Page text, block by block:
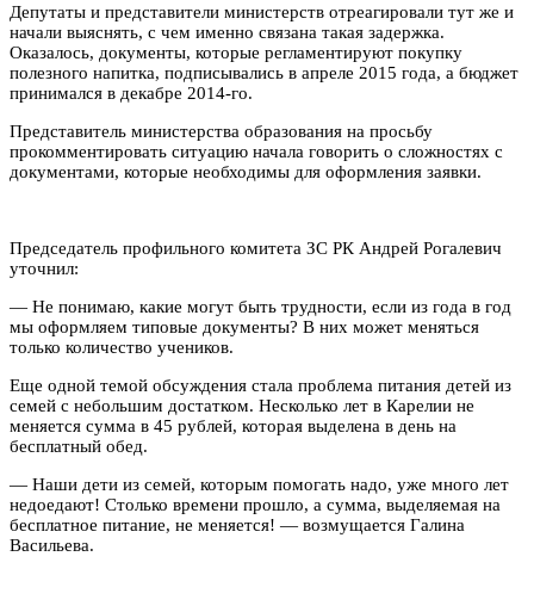
Депутаты и представители министерств отреагировали тут же и
начали выяснять, с чем именно связана такая задержка.
Оказалось, документы, которые регламентируют покупку
полезного напитка, подписывались в апреле 2015 года, а бюджет
принимался в декабре 2014-го.
Представитель министерства образования на просьбу
прокомментировать ситуацию начала говорить о сложностях с
документами, которые необходимы для оформления заявки.
Председатель профильного комитета ЗС РК Андрей Рогалевич
уточнил:
— Не понимаю, какие могут быть трудности, если из года в год
мы оформляем типовые документы? В них может меняться
только количество учеников.
Еще одной темой обсуждения стала проблема питания детей из
семей с небольшим достатком. Несколько лет в Карелии не
меняется сумма в 45 рублей, которая выделена в день на
бесплатный обед.
— Наши дети из семей, которым помогать надо, уже много лет
недоедают! Столько времени прошло, а сумма, выделяемая на
бесплатное питание, не меняется! — возмущается Галина
Васильева.